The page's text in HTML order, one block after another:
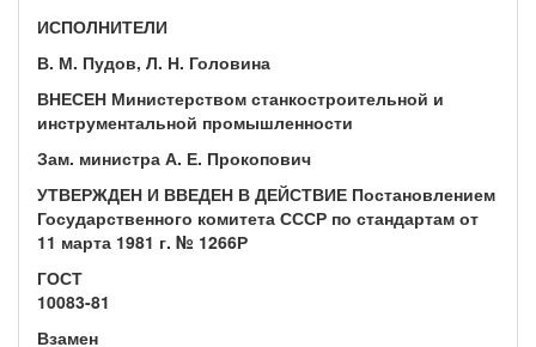
ИСПОЛНИТЕЛИ
В. М. Пудов, Л. Н. Головина
ВНЕСЕН Министерством станкостроительной и
инструментальной промышленности
Зам. министра А. Е. Прокопович
УТВЕРЖДЕН И ВВЕДЕН В ДЕЙСТВИЕ Постановлением
Государствен­ного комитета СССР по стандартам от
11 марта 1981 г. № 1266Р
ГОСТ
10083-81
Взамен